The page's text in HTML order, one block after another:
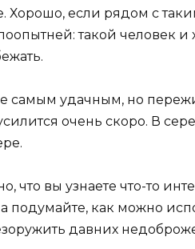
если рядом с
такой человек
самым удачным, но
очень скоро. В
что вы узнаете что-то
подумайте, как можно
давних